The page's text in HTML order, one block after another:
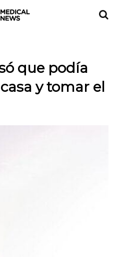
que podía
y tomar el